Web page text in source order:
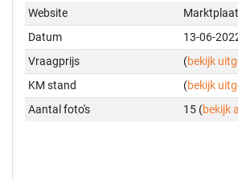
Website
Datum
13-06-
Vraagprijs
(bekijk
KM stand
(bekijk
Aantal foto's
15 (bekijk